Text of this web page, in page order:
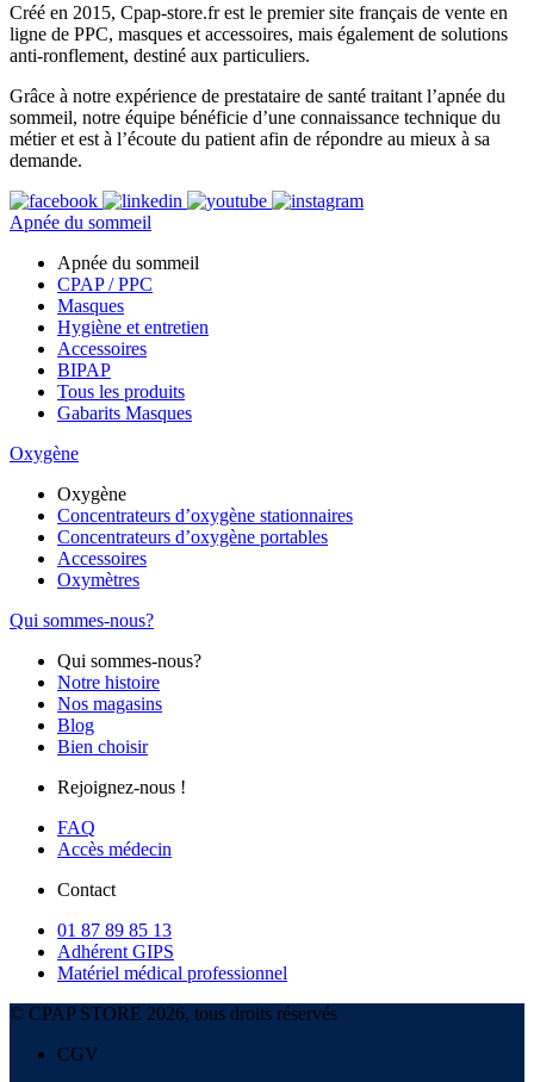
Créé en 2015, Cpap-store.fr est le premier site français de vente en
ligne de PPC, masques et accessoires, mais également de solutions
anti-ronflement, destiné aux particuliers.
Grâce à notre expérience de prestataire de santé traitant l’apnée du
sommeil, notre équipe bénéficie d’une connaissance technique du
métier et est à l’écoute du patient afin de répondre au mieux à sa
demande.
Apnée du sommeil
Apnée du sommeil
CPAP / PPC
Masques
Hygiène et entretien
Accessoires
BIPAP
Tous les produits
Gabarits Masques
Oxygène
Oxygène
Concentrateurs d’oxygène stationnaires
Concentrateurs d’oxygène portables
Accessoires
Oxymètres
Qui sommes-nous?
Qui sommes-nous?
Notre histoire
Nos magasins
Blog
Bien choisir
Rejoignez-nous !
FAQ
Accès médecin
Contact
01 87 89 85 13
Adhérent GIPS
Matériel médical professionnel
© CPAP STORE 2026, tous droits réservés
CGV